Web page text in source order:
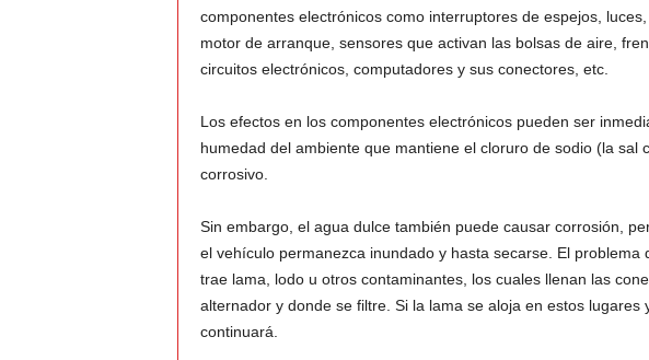
componentes electrónicos como interruptores de espejos,
motor de arranque, sensores que activan las bolsas de aire,
circuitos electrónicos, computadores y sus conectores, etc.
Los efectos en los componentes electrónicos pueden ser
humedad del ambiente que mantiene el cloruro de sodio (la sal
corrosivo.
Sin embargo, el agua dulce también puede causar corrosión,
el vehículo permanezca inundado y hasta secarse. El problema
trae lama, lodo u otros contaminantes, los cuales llenan las
alternador y donde se filtre. Si la lama se aloja en estos lugares
continuará.